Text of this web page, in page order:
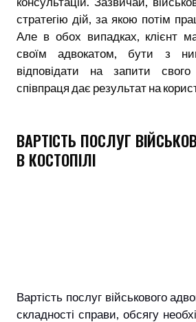
стратегію дій, за якою потім
Але в обох випадках, клієнт
своїм адвокатом, бути з
відповідати на запити
співпраця дає результат на
ВАРТІСТЬ ПОСЛУГ
В КОСТОПІЛІ
Вартість послуг військового
складності справи, обсягу